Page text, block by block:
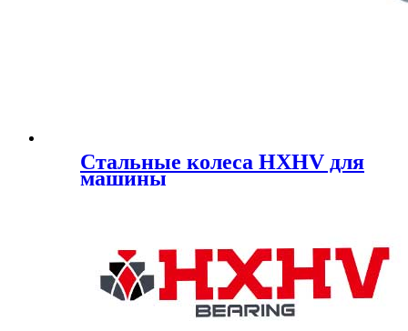
Стальные колеса HXHV для
машины